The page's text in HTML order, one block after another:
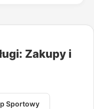
Zakupy i
Sportowy